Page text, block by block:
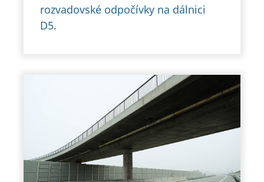
rozvadovské odpočívky na dálnici
D5.